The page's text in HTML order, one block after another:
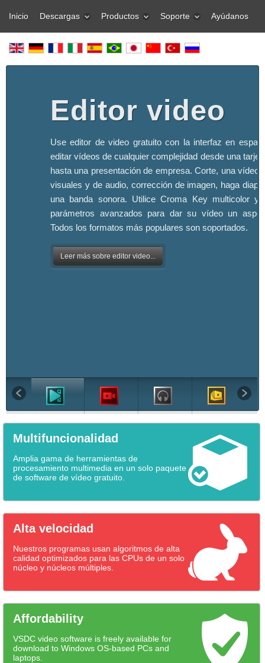
Inicio Descargas Productos Soporte Ayúdanos
Editor video
Use editor de video gratuito con la interfaz en
editar vídeos de cualquier complejidad desde una
hasta una presentación de empresa. Corte, una vídeo,
visuales y de audio, corrección de imagen, haga
una banda sonora. Utilice Croma Key multicolor y
parámetros avanzados para dar su vídeo un
Todos los formatos más populares son soportados.
Leer más sobre editor video...
Multifuncionalidad
Amplia gama de herramientas de
procesamiento multimedia en un solo paquete
de software de vídeo gratuito.
Alta velocidad
Nuestros programas usan algoritmos de alta
calidad optimizados para las CPUs de un solo
núcleo y núcleos múltiples.
Affordability
VSDC video software is freely available for
download to Windows OS-based PCs and
laptops.